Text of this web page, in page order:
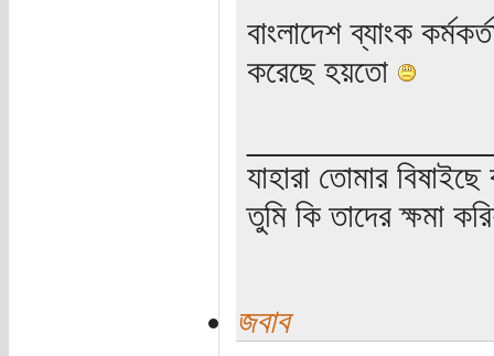
বাংলাদেশ ব্যাংক
করেছে হয়তো
যাহারা তোমার
তুমি কি তাদের ক্ষমা
জবাব